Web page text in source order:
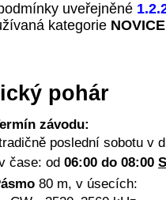
uveřejněné
kategorie NOVICE
pohár
závodu:
poslední sobotu v
čase: od 06:00 do 08:00
80 m, v úsecích: